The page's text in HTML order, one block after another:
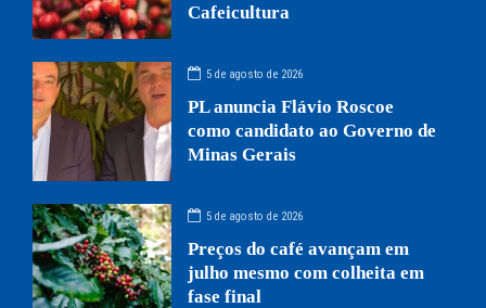
Cafeicultura
5 de agosto de 2026
PL anuncia Flávio Roscoe
como candidato ao Governo de
Minas Gerais
5 de agosto de 2026
Preços do café avançam em
julho mesmo com colheita em
fase final